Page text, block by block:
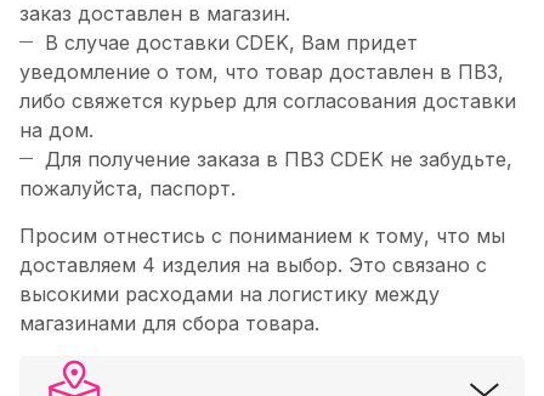
заказ доставлен в магазин.
В случае доставки CDEK, Вам придет
уведомление о том, что товар доставлен в ПВЗ,
либо свяжется курьер для согласования доставки
на дом.
Для получение заказа в ПВЗ CDEK не забудьте,
пожалуйста, паспорт.
Просим отнестись с пониманием к тому, что мы
доставляем 4 изделия на выбор. Это связано с
высокими расходами на логистику между
магазинами для сбора товара.